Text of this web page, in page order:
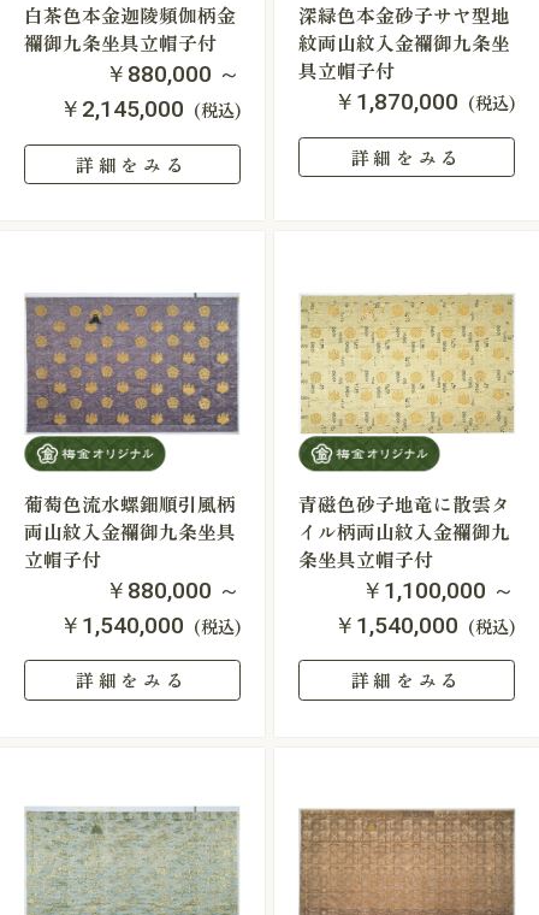
白茶色本金迦陵頻伽柄金
襴御九条坐具立帽子付
￥880,000 ～
￥2,145,000 (税込)
詳細をみる
深緑色本金砂子サヤ型地
紋両山紋入金襴御九条坐
具立帽子付
￥1,870,000 (税込)
詳細をみる
葡萄色流水螺鈿順引風柄
両山紋入金襴御九条坐具
立帽子付
￥880,000 ～
￥1,540,000 (税込)
詳細をみる
青磁色砂子地竜に散雲タ
イル柄両山紋入金襴御九
条坐具立帽子付
￥1,100,000 ～
￥1,540,000 (税込)
詳細をみる